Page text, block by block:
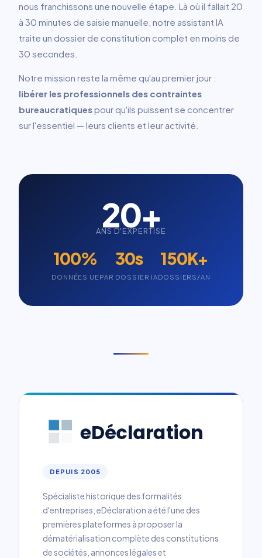
nous franchissons une nouvelle étape. Là où il fallait 20
à 30 minutes de saisie manuelle, notre assistant IA
traite un dossier de constitution complet en moins de
30 secondes.
Notre mission reste la même qu'au premier jour :
libérer les professionnels des contraintes
bureaucratiquespour qu'ils puissent se concentrer
sur l'essentiel — leurs clients et leur activité.
20+
ANS D'EXPERTISE
100%
DONNÉES UE
30s
PAR DOSSIER IA
150K+
DOSSIERS/AN
DEPUIS 2005
Spécialiste historique des formalités
d'entreprises, eDéclaration a été l'une des
premières plateformes à proposer la
dématérialisation complète des constitutions
de sociétés, annonces légales et